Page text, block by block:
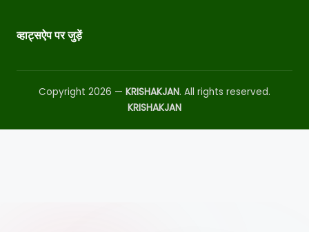
व्हाट्सऐप पर जुड़ें
Copyright 2026 — KRISHAKJAN. All rights reserved.
KRISHAKJAN